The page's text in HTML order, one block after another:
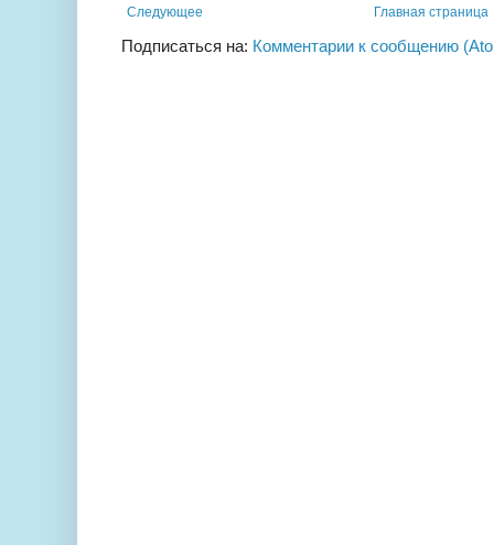
Следующее Главная страница
Подписаться на: Комментарии к сообщению